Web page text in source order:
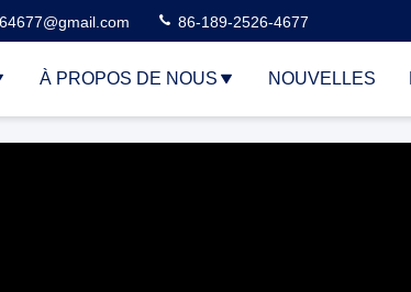
86-189-2526-4677
À PROPOS DE NOUS NOUVELLES